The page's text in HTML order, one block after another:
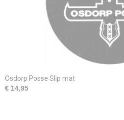
Osdorp Posse Slip mat
€ 14,95